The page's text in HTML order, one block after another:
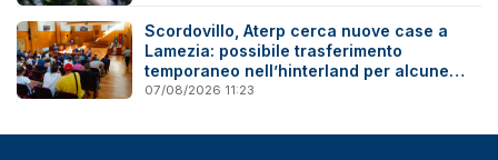
Scordovillo, Aterp cerca nuove case a
Lamezia: possibile trasferimento
temporaneo nell’hinterland per alcune
famiglie
07/08/2026 11:23